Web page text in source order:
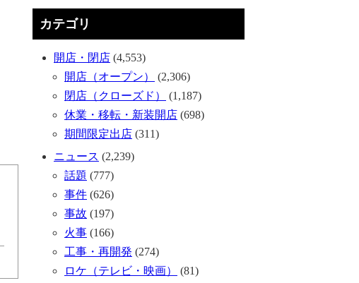
カテゴリ
開店・閉店 (4,553)
開店（オープン）
(2,306)
閉店（クローズド）
(1,187)
休業・移転・新装開店 (698)
期間限定出店 (311)
ニュース (2,239)
話題 (777)
事件 (626)
事故 (197)
火事 (166)
工事・再開発 (274)
ロケ（テレビ・映画）
(81)